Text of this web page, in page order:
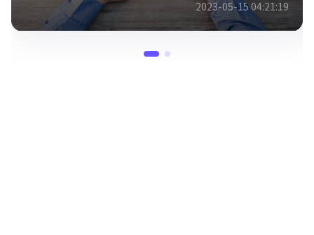
2023-05-16 11:08:51